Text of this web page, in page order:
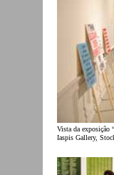
Vista da exposição
Iaspis Gallery,